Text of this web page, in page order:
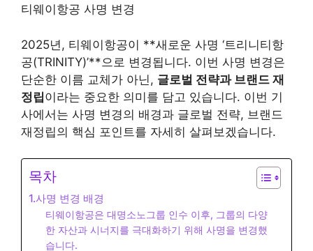
티웨이항공 사명 변경
2025년, 티웨이항공이 **새로운 사명 ‘트리니티항
공(TRINITY)’**으로 변경됩니다. 이번 사명 변경은
단순한 이름 교체가 아닌, 글로벌 전략과 브랜드 재
정립이라는 중요한 의미를 담고 있습니다. 이번 기
사에서는 사명 변경의 배경과 글로벌 전략, 브랜드
재정립의 핵심 포인트를 자세히 살펴보겠습니다.
목차
1.사명 변경 배경
티웨이항공은 대명소노그룹 인수 이후, 그룹의 다양
한 자산과 시너지를 극대화하기 위해 사명을 변경했
습니다.